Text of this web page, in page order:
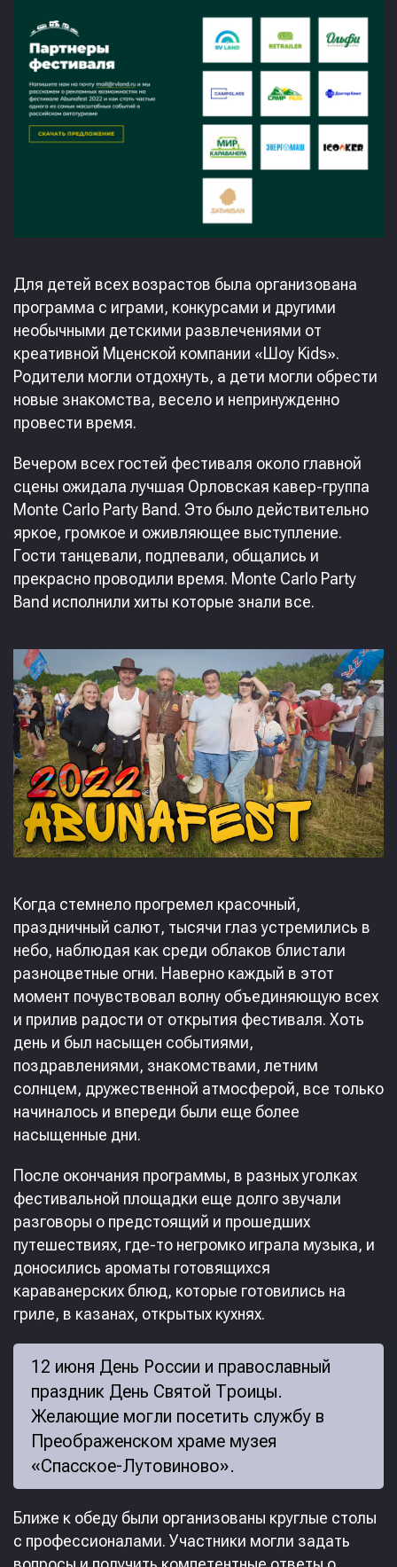
Для детей всех возрастов была организована
программа с играми, конкурсами и другими
необычными детскими развлечениями от
креативной Мценской компании «Шоу Kids».
Родители могли отдохнуть, а дети могли обрести
новые знакомства, весело и непринужденно
провести время.
Вечером всех гостей фестиваля около главной
сцены ожидала лучшая Орловская кавер-группа
Monte Carlo Party Band. Это было действительно
яркое, громкое и оживляющее выступление.
Гости танцевали, подпевали, общались и
прекрасно проводили время. Monte Carlo Party
Band исполнили хиты которые знали все.
Когда стемнело прогремел красочный,
праздничный салют, тысячи глаз устремились в
небо, наблюдая как среди облаков блистали
разноцветные огни. Наверно каждый в этот
момент почувствовал волну объединяющую всех
и прилив радости от открытия фестиваля. Хоть
день и был насыщен событиями,
поздравлениями, знакомствами, летним
солнцем, дружественной атмосферой, все только
начиналось и впереди были еще более
насыщенные дни.
После окончания программы, в разных уголках
фестивальной площадки еще долго звучали
разговоры о предстоящий и прошедших
путешествиях, где-то негромко играла музыка, и
доносились ароматы готовящихся
караванерских блюд, которые готовились на
гриле, в казанах, открытых кухнях.
12 июня День России и православный
праздник День Святой Троицы.
Желающие могли посетить службу в
Преображенском храме музея
«Спасское-Лутовиново».
Ближе к обеду были организованы круглые столы
с профессионалами. Участники могли задать